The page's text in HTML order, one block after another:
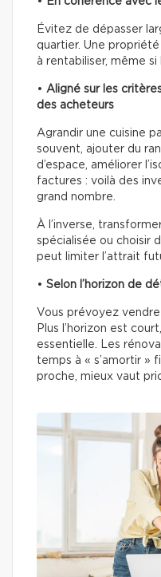
Évitez de dépasser
quartier. Une
à rentabiliser, même
• Aligné sur les
des acheteurs
Agrandir une cuisine
souvent, ajouter du
d’espace, améliorer
factures : voilà des
grand nombre.
À l’inverse,
spécialisée ou choisir
peut limiter l’attrait
• Selon l’horizon de
Vous prévoyez vendre
Plus l’horizon est
essentielle. Les
temps à « s’amortir »
proche, mieux vaut